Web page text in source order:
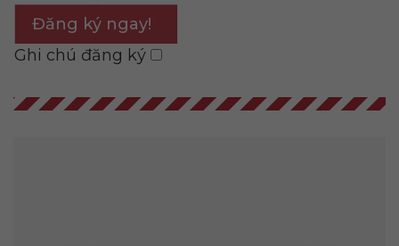
Đăng ký ngay!
Ghi chú đăng ký